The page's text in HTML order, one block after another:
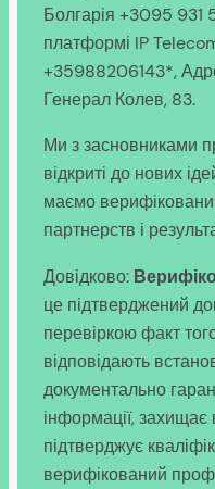
Болгарія +3095
платформі IP
+35988206143*,
Генерал Колев, 83.
Ми з засновниками
відкриті до нових
маємо
партнерств і
Довідково:
це підтверджений
перевіркою факт
відповідають
документально
інформації,
підтверджує
верифікований